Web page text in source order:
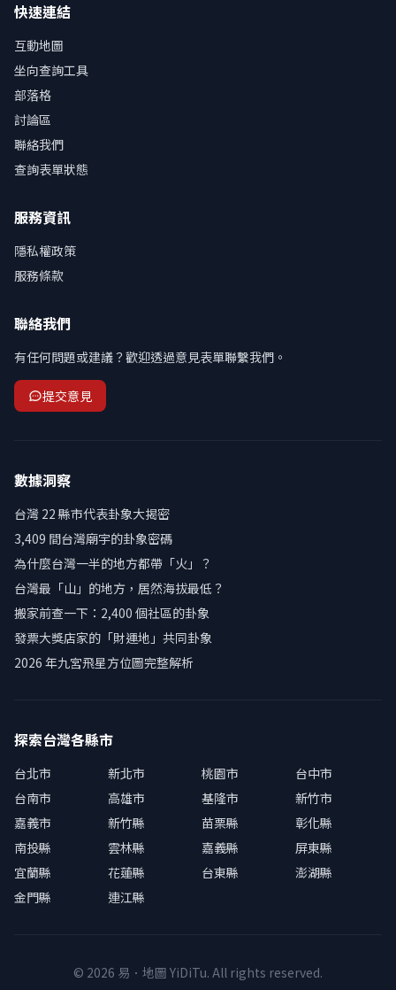
快速連結
互動地圖
坐向查詢工具
部落格
討論區
聯絡我們
查詢表單狀態
服務資訊
隱私權政策
服務條款
聯絡我們
有任何問題或建議？歡迎透過意見表單聯繫我們。
提交意見
數據洞察
台灣 22 縣市代表卦象大揭密
3,409 間台灣廟宇的卦象密碼
為什麼台灣一半的地方都帶「火」？
台灣最「山」的地方，居然海拔最低？
搬家前查一下：2,400 個社區的卦象
發票大獎店家的「財運地」共同卦象
2026 年九宮飛星方位圖完整解析
探索台灣各縣市
台北市 新北市 桃園市
台中市
台南市
高雄市 基隆市
新竹市
嘉義市
新竹縣 苗栗縣
彰化縣
南投縣
雲林縣 嘉義縣
屏東縣
宜蘭縣
花蓮縣 台東縣
澎湖縣
金門縣
連江縣
© 2026 易．地圖 YiDiTu. All rights reserved.